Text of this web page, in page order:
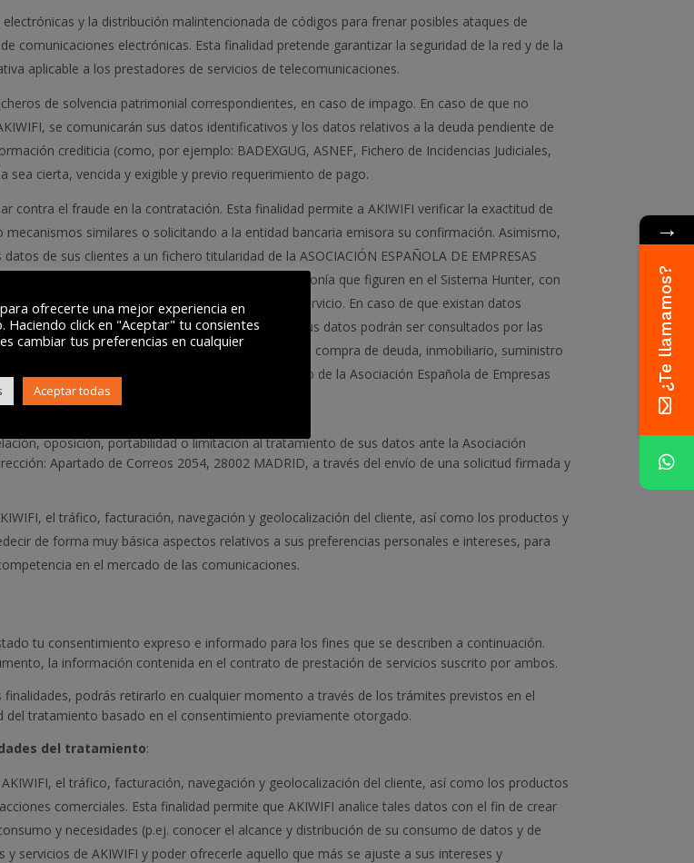
y la distribución malintencionada de códigos para frenar posibles ataques de
comunicaciones electrónicas. Esta finalidad pretende garantizar la seguridad de la red y de la
aplicable a los prestadores de servicios de telecomunicaciones.
de solvencia patrimonial correspondientes, en caso de impago. En caso de que no
se comunicarán sus datos identificativos y los datos relativos a la deuda pendiente de
crediticia (como, por ejemplo: BADEXGUG, ASNEF, Fichero de Incidencias Judiciales,
sea cierta, vencida y exigible y previo requerimiento de pago.
contra el fraude en la contratación. Esta finalidad permite a AKIWIFI verificar la exactitud de
similares o solicitando a la entidad bancaria emisora su confirmación. Asimismo,
de sus clientes a un fichero titularidad de la ASOCIACIÓN ESPAÑOLA DE EMPRESAS
con otros datos de solicitudes de servicios de telefonía que figuren en el Sistema Hunter, con
dentro del proceso de aprobación del servicio. En caso de que existan datos
su solicitud de contratación. Además, sus datos podrán ser consultados por las
de telecomunicaciones, renting, seguros, compra de deuda, inmobiliario, suministro
Hunter puede consultarse en la página web de la Asociación Española de Empresas
oposición, portabilidad o limitación al tratamiento de sus datos ante la Asociación
Apartado de Correos 2054, 28002 MADRID, a través del envío de una solicitud firmada y
el tráfico, facturación, navegación y geolocalización del cliente, así como los productos y
de forma muy básica aspectos relativos a sus preferencias personales e intereses, para
en el mercado de las comunicaciones.
tu consentimiento expreso e informado para los fines que se describen a continuación.
la información contenida en el contrato de prestación de servicios suscrito por ambos.
podrás retirarlo en cualquier momento a través de los trámites previstos en el
tratamiento basado en el consentimiento previamente otorgado.
del tratamiento:
el tráfico, facturación, navegación y geolocalización del cliente, así como los productos
comerciales. Esta finalidad permite que AKIWIFI analice tales datos con el fin de crear
y necesidades (p.ej. conocer el alcance y distribución de su consumo de datos y de
servicios de AKIWIFI y poder ofrecerle aquello que más se ajuste a sus intereses y
ofrecerte una mejor experiencia en
Haciendo click en "Aceptar" tu consientes
cambiar tus preferencias en cualquier
Aceptar todas
→
¿Te llamamos?